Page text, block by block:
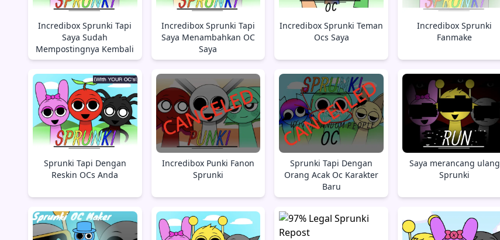
Incredibox Sprunki Tapi
Saya Sudah
Mempostingnya Kembali
Incredibox Sprunki Tapi
Saya Menambahkan OC
Saya
Incredibox Sprunki Teman
Ocs Saya
Incredibox Sprunki
Fanmake
Sprunki Tapi Dengan
Reskin OCs Anda
Incredibox Punki Fanon
Sprunki
Sprunki Tapi Dengan
Orang Acak Oc Karakter
Baru
Saya merancang ulang
Sprunki